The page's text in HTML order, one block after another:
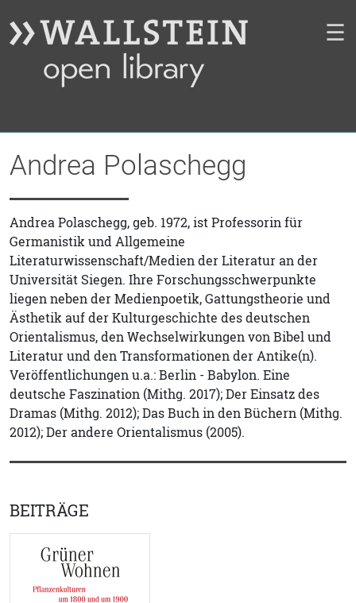
☰
Andrea Polaschegg
Andrea Polaschegg, geb. 1972, ist Professorin für
Germanistik und Allgemeine
Literaturwissenschaft/Medien der Literatur an der
Universität Siegen. Ihre Forschungsschwerpunkte
liegen neben der Medienpoetik, Gattungstheorie und
Ästhetik auf der Kulturgeschichte des deutschen
Orientalismus, den Wechselwirkungen von Bibel und
Literatur und den Transformationen der Antike(n).
Veröffentlichungen u.a.: Berlin - Babylon. Eine
deutsche Faszination (Mithg. 2017); Der Einsatz des
Dramas (Mithg. 2012); Das Buch in den Büchern (Mithg.
2012); Der andere Orientalismus (2005).
BEITRÄGE